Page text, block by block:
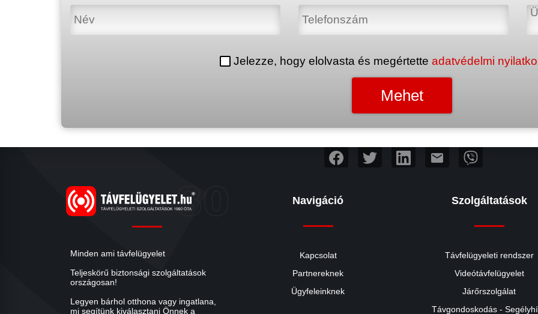
Jelezze, hogy elolvasta és megértette adatvédelmi
mail
Minden ami távfelügyelet
Teljeskörű biztonsági szolgáltatások
országosan!
Legyen bárhol otthona vagy ingatlana,
mi segítünk kiválasztani Önnek a
Navigáció
Kapcsolat
Partnereknek
Ügyfeleinknek
Szolgáltatások
Távfelügyeleti rendszer
Videótávfelügyelet
Járőrszolgálat
Távgondoskodás -